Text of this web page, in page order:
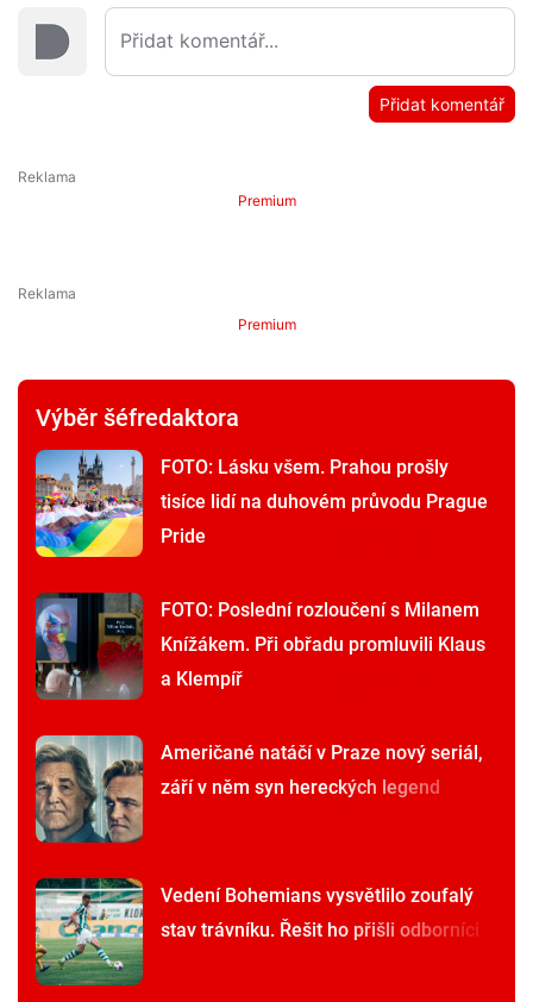
Přidat komentář
Premium
Premium
Výběr šéfredaktora
FOTO: Lásku všem. Prahou prošly
tisíce lidí na duhovém průvodu Prague
Pride
FOTO: Poslední rozloučení s Milanem
Knížákem. Při obřadu promluvili Klaus
a Klempíř
Američané natáčí v Praze nový seriál,
září v něm syn hereckých legend
Vedení Bohemians vysvětlilo zoufalý
stav trávníku. Řešit ho přišli odborníci